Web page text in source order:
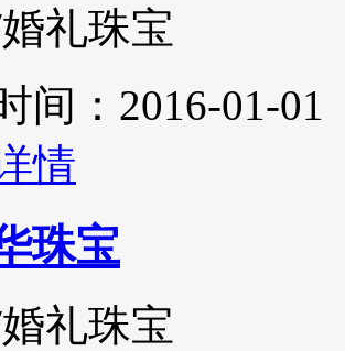
礼珠宝
间：2016-01-01
情
珠宝
礼珠宝